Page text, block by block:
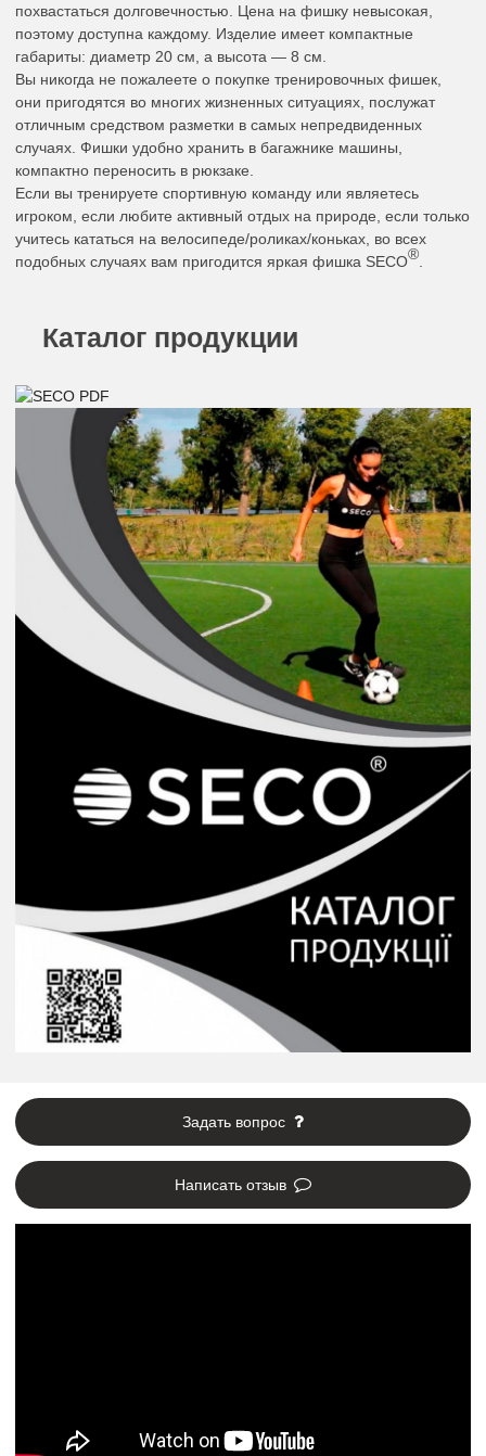
похвастаться долговечностью. Цена на фишку невысокая,
поэтому доступна каждому. Изделие имеет компактные
габариты: диаметр 20 см, а высота — 8 см.
Вы никогда не пожалеете о покупке тренировочных фишек,
они пригодятся во многих жизненных ситуациях, послужат
отличным средством разметки в самых непредвиденных
случаях. Фишки удобно хранить в багажнике машины,
компактно переносить в рюкзаке.
Если вы тренируете спортивную команду или являетесь
игроком, если любите активный отдых на природе, если только
учитесь кататься на велосипеде/роликах/коньках, во всех
подобных случаях вам пригодится яркая фишка SECO®
Каталог продукции
Задать вопрос
Написать отзыв